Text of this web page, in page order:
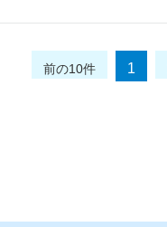
前の10件 1